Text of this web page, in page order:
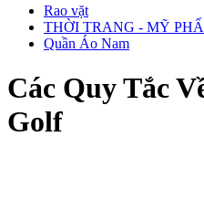
Rao vặt
THỜI TRANG - MỸ
Quần Áo Nam
Các Quy Tắc
Golf